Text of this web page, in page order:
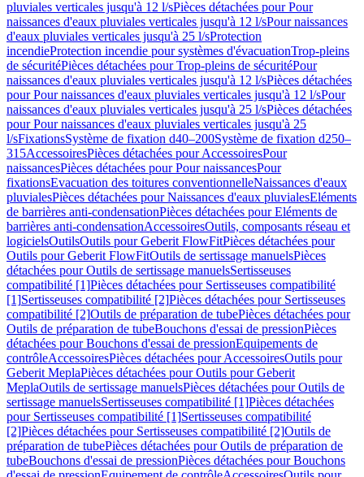
pluviales verticales jusqu'à 12 l/sPièces détachées pour Pour
naissances d'eaux pluviales verticales jusqu'à 12 l/sPour naissances
d'eaux pluviales verticales jusqu'à 25 l/sProtection
incendieProtection incendie pour systèmes d'évacuationTrop-pleins
de sécuritéPièces détachées pour Trop-pleins de sécuritéPour
naissances d'eaux pluviales verticales jusqu'à 12 l/sPièces détachées
pour Pour naissances d'eaux pluviales verticales jusqu'à 12 l/sPour
naissances d'eaux pluviales verticales jusqu'à 25 l/sPièces détachées
pour Pour naissances d'eaux pluviales verticales jusqu'à 25
l/sFixationsSystème de fixation d40–200Système de fixation d250–
315AccessoiresPièces détachées pour AccessoiresPour
naissancesPièces détachées pour Pour naissancesPour
fixationsEvacuation des toitures conventionnelleNaissances d'eaux
pluvialesPièces détachées pour Naissances d'eaux pluvialesEléments
de barrières anti-condensationPièces détachées pour Eléments de
barrières anti-condensationAccessoiresOutils, composants réseau et
logicielsOutilsOutils pour Geberit FlowFitPièces détachées pour
Outils pour Geberit FlowFitOutils de sertissage manuelsPièces
détachées pour Outils de sertissage manuelsSertisseuses
compatibilité [1]Pièces détachées pour Sertisseuses compatibilité
[1]Sertisseuses compatibilité [2]Pièces détachées pour Sertisseuses
compatibilité [2]Outils de préparation de tubePièces détachées pour
Outils de préparation de tubeBouchons d'essai de pressionPièces
détachées pour Bouchons d'essai de pressionEquipements de
contrôleAccessoiresPièces détachées pour AccessoiresOutils pour
Geberit MeplaPièces détachées pour Outils pour Geberit
MeplaOutils de sertissage manuelsPièces détachées pour Outils de
sertissage manuelsSertisseuses compatibilité [1]Pièces détachées
pour Sertisseuses compatibilité [1]Sertisseuses compatibilité
[2]Pièces détachées pour Sertisseuses compatibilité [2]Outils de
préparation de tubePièces détachées pour Outils de préparation de
tubeBouchons d'essai de pressionPièces détachées pour Bouchons